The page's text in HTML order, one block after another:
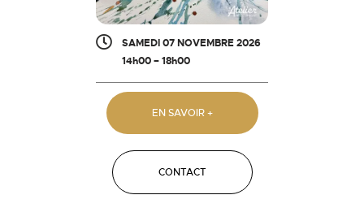
SAMEDI 07 NOVEMBRE 2026
14h00 – 18h00
EN SAVOIR +
CONTACT